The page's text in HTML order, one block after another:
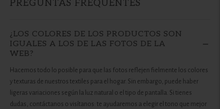
PREGUNTAS FREQUENTES
¿LOS COLORES DE LOS PRODUCTOS SON
IGUALES A LOS DE LAS FOTOS DE LA
WEB?
Hacemos todo lo posible para que las fotos reflejen fielmente los colores
y texturas de nuestros textiles para el hogar. Sin embargo, puede haber
ligeras variaciones según la luz natural o el tipo de pantalla. Si tienes
dudas, contáctanos o visítanos: te ayudaremos a elegir el tono que mejor